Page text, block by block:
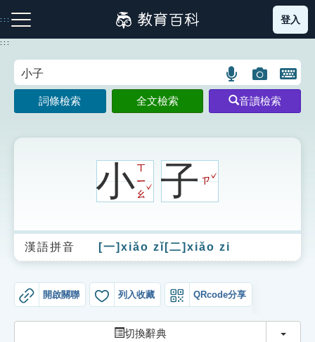
到
主
:::
注音索引圖示 筆畫索引圖示 部首索引表圖示
生字詞彙表
成語故事
索引選單
登入
:::
語
言
搜
圖
片
搜
開
鍵
圖
詞條檢索 全文檢索 音讀檢索
小ㄒ
ㄧ
ㄠ
ˇ子ㄗ
ˇ
漢語拼音 [一]xiǎo zǐ[二]xiǎo zi
開啟關聯 列入收藏 QRcode分享
切換辭典 切換